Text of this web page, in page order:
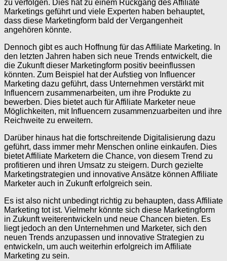
zu verfolgen. Dies hat zu einem Rückgang des Affiliate
Marketings geführt und viele Experten haben behauptet,
dass diese Marketingform bald der Vergangenheit
angehören könnte.
Dennoch gibt es auch Hoffnung für das Affiliate Marketing. In
den letzten Jahren haben sich neue Trends entwickelt, die
die Zukunft dieser Marketingform positiv beeinflussen
könnten. Zum Beispiel hat der Aufstieg von Influencer
Marketing dazu geführt, dass Unternehmen verstärkt mit
Influencern zusammenarbeiten, um ihre Produkte zu
bewerben. Dies bietet auch für Affiliate Marketer neue
Möglichkeiten, mit Influencern zusammenzuarbeiten und ihre
Reichweite zu erweitern.
Darüber hinaus hat die fortschreitende Digitalisierung dazu
geführt, dass immer mehr Menschen online einkaufen. Dies
bietet Affiliate Marketern die Chance, von diesem Trend zu
profitieren und ihren Umsatz zu steigern. Durch gezielte
Marketingstrategien und innovative Ansätze können Affiliate
Marketer auch in Zukunft erfolgreich sein.
Es ist also nicht unbedingt richtig zu behaupten, dass Affiliate
Marketing tot ist. Vielmehr könnte sich diese Marketingform
in Zukunft weiterentwickeln und neue Chancen bieten. Es
liegt jedoch an den Unternehmen und Marketer, sich den
neuen Trends anzupassen und innovative Strategien zu
entwickeln, um auch weiterhin erfolgreich im Affiliate
Marketing zu sein.